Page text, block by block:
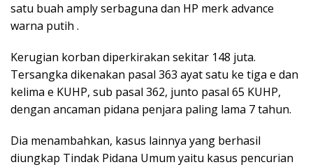
satu buah amply serbaguna dan HP merk advance
warna putih .
Kerugian korban diperkirakan sekitar 148 juta.
Tersangka dikenakan pasal 363 ayat satu ke tiga e dan
kelima e KUHP, sub pasal 362, junto pasal 65 KUHP,
dengan ancaman pidana penjara paling lama 7 tahun.
Dia menambahkan, kasus lainnya yang berhasil
diungkap Tindak Pidana Umum yaitu kasus pencurian